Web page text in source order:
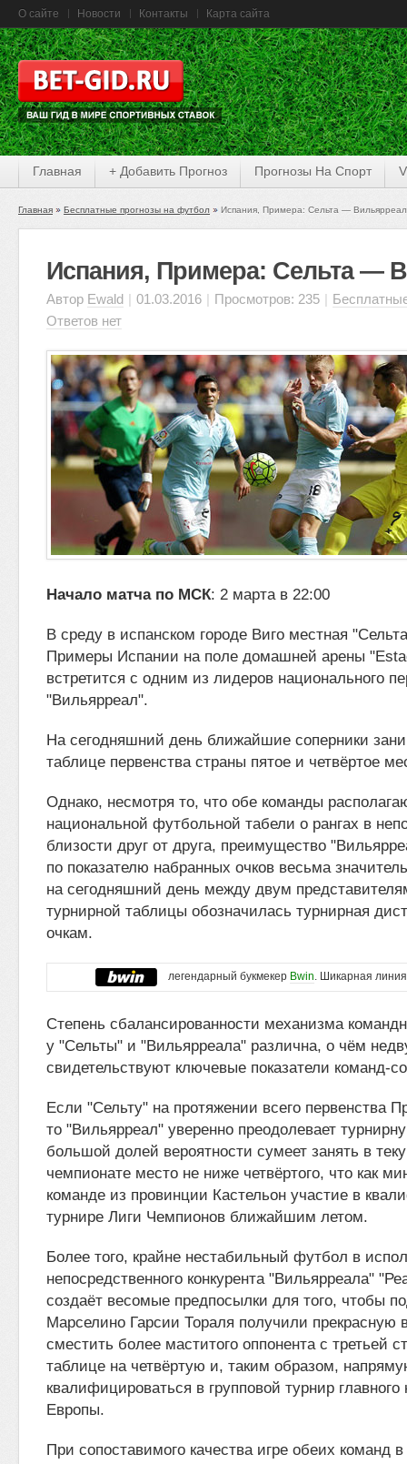
О сайте Новости Контакты Карта сайта
Главная + Добавить Прогноз Прогнозы На Спорт
Главная Бесплатные прогнозы на футбол Испания, Примера: Сельта — Вильярреал
Испания, Примера: Сельта —
Автор Ewald | 01.03.2016 | Просмотров: 235 |
Ответов нет
Начало матча по МСК: 2 марта в 22:00
В среду в испанском городе Виго местная
Примеры Испании на поле домашней арены
встретится с одним из лидеров национального
"Вильярреал".
На сегодняшний день ближайшие соперники
таблице первенства страны пятое и четвёртое
Однако, несмотря то, что обе команды
национальной футбольной табели о рангах в
близости друг от друга, преимущество
по показателю набранных очков весьма
на сегодняшний день между двум
турнирной таблицы обозначилась турнирная
очкам.
легендарный букмекер Bwin. Шикарная
Степень сбалансированности механизма
у "Сельты" и "Вильярреала" различна, о чём
свидетельствуют ключевые показатели команд-
Если "Сельту" на протяжении всего первенства
то "Вильярреал" уверенно преодолевает
большой долей вероятности сумеет занять в
чемпионате место не ниже четвёртого, что как
команде из провинции Кастельон участие в
турнире Лиги Чемпионов ближайшим летом.
Более того, крайне нестабильный футбол в
непосредственного конкурента "Вильярреала"
создаёт весомые предпосылки для того, чтобы
Марселино Гарсии Тораля получили прекрасную
сместить более маститого оппонента с третьей
таблице на четвёртую и, таким образом,
квалифицироваться в групповой турнир главного
Европы.
При сопоставимого качества игре обеих команд в